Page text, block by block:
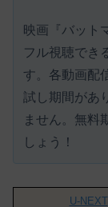
映画『バット
フル視聴でき
す。各動画配
試し期間があ
ません。 無料
しょう！
U-NEXT